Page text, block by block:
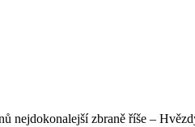
nejdokonalejší zbraně říše –